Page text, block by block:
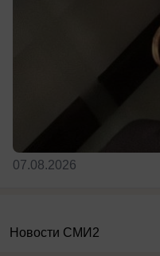
07.08.2026
Новости СМИ2